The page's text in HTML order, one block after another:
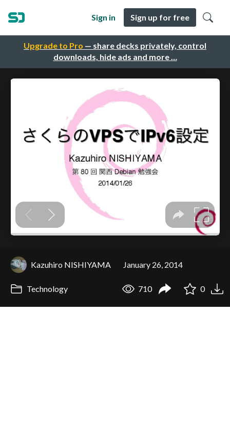
Upgrade to Pro — share decks privately, control
downloads, hide ads and more …
Sign in Sign up for free
Kazuhiro NISHIYAMA January 26, 2014
Technology 710 0